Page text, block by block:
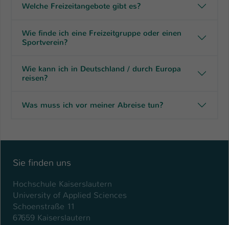
Welche Freizeitangebote gibt es?
Wie finde ich eine Freizeitgruppe oder einen
Sportverein?
Wie kann ich in Deutschland / durch Europa
reisen?
Was muss ich vor meiner Abreise tun?
Sie finden uns
Hochschule Kaiserslautern
University of Applied Sciences
Schoenstraße 11
67659 Kaiserslautern